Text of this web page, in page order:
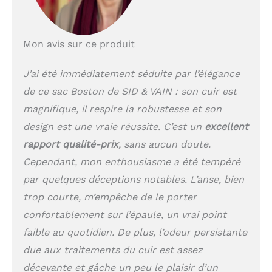
produit est facilement
réglable pour un grand
idéal comme sac à
épaule ou même pour le
vélo. COMPAGNON
IDÉAL ✔ Utilisez cet
tant que sacoche pour
ordinateur, sac de
messager, sac
pour documents au
format A4 et iMac/Mac
1000g | Modèle:
BOSTON | Marque: SID &
VAIN Idéal pour:
Mon avis sur ce produit
J’ai été immédiatement séduite par l’élégance
de ce sac Boston de SID & VAIN : son cuir est
magnifique, il respire la robustesse et son
design est une vraie réussite. C’est un excellent
rapport qualité-prix, sans aucun doute.
Cependant, mon enthousiasme a été tempéré
par quelques déceptions notables. L’anse, bien
trop courte, m’empêche de le porter
confortablement sur l’épaule, un vrai point
faible au quotidien. De plus, l’odeur persistante
due aux traitements du cuir est assez
décevante et gâche un peu le plaisir d’un